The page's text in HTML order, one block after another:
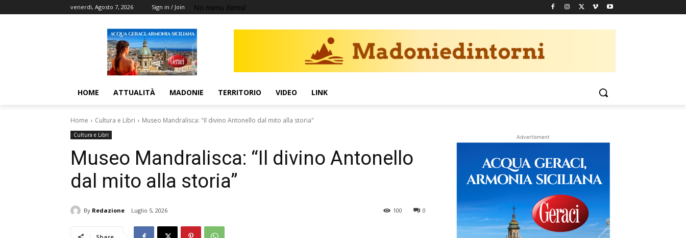
venerdì, Agosto 7, 2026 Sign in / Join No menu items!
HOME ATTUALITÀ MADONIE TERRITORIO VIDEO LINK
Home Cultura e Libri Museo Mandralisca: "Il divino Antonello dal mito alla storia"
Cultura e Libri
Museo Mandralisca: “Il divino Antonello
dal mito alla storia”
By Redazione Luglio 5, 2026 0
100
Advertisment